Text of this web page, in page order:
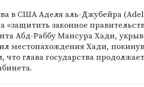
в США Аделя аль-Джубейра
«защитить законное
Абд-Раббу Мансура Хади,
местонахождения Хади,
глава государства